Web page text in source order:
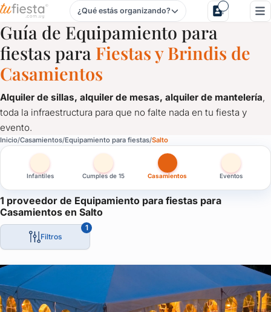
Equipamiento para fiestas para Casamientos en Salto
¿Qué estás organizando?
Guía de Equipamiento para
fiestas para Fiestas y Brindis de
Casamientos
Alquiler de sillas, alquiler de mesas, alquiler de mantelería
toda la infraestructura para que no falte nada en tu fiesta y
evento.
Inicio Casamientos Equipamiento para fiestas Salto
Infantiles Cumples de 15 Casamientos Eventos
1 proveedor de Equipamiento para fiestas para
Casamientos en Salto
Filtros
1
Equipamiento para fiestas para Casamientos en Salto
Alquiler de sillas, alquiler de mesas, alquiler de mantelería